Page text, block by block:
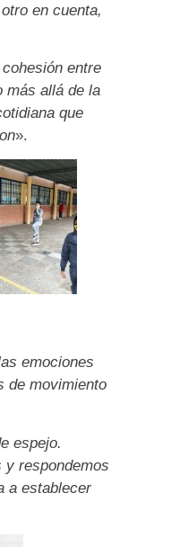
en cuenta,
entre
más allá de la
que
».
emociones
de movimiento
espejo.
respondemos
a establecer